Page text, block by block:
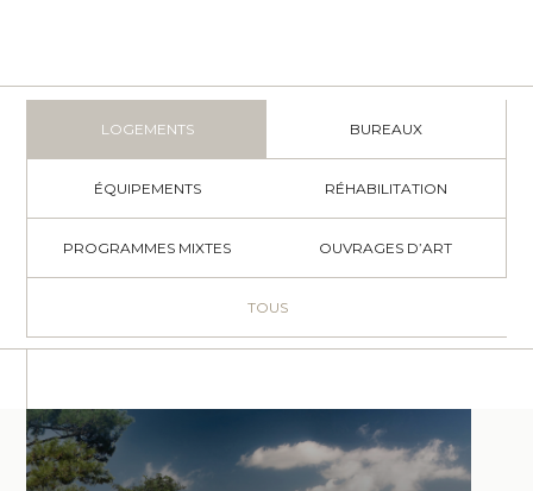
LOGEMENTS BUREAUX
ÉQUIPEMENTS RÉHABILITATION
PROGRAMMES MIXTES OUVRAGES D’ART
TOUS